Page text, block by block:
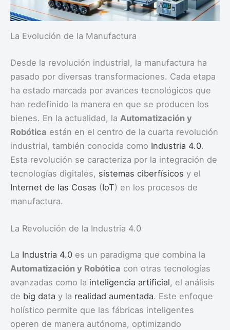
La Evolución de la Manufactura
Desde la revolución industrial, la manufactura ha
pasado por diversas transformaciones. Cada etapa
ha estado marcada por avances tecnológicos que
han redefinido la manera en que se producen los
bienes. En la actualidad, la Automatización y
Robótica están en el centro de la cuarta revolución
industrial, también conocida como Industria 4.0.
Esta revolución se caracteriza por la integración de
tecnologías digitales, sistemas ciberfísicos y el
Internet de las Cosas (IoT) en los procesos de
manufactura.
La Revolución de la Industria 4.0
La Industria 4.0 es un paradigma que combina la
Automatización y Robótica con otras tecnologías
avanzadas como la inteligencia artificial, el análisis
de big data y la realidad aumentada. Este enfoque
holístico permite que las fábricas inteligentes
operen de manera autónoma, optimizando